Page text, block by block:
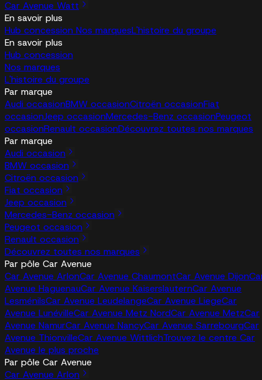
Car Avenue Watt
En savoir plus
Hub concession Nos marquesL'histoire du groupe
En savoir plus
Hub concession
Nos marques
L'histoire du groupe
Par marque
Audi occasionBMW occasionCitroën occasionFiat
occasionJeep occasionMercedes-Benz occasionPeugeot
occasionRenault occasionDécouvrez toutes nos marques
Par marque
Audi occasion
BMW occasion
Citroën occasion
Fiat occasion
Jeep occasion
Mercedes-Benz occasion
Peugeot occasion
Renault occasion
Découvrez toutes nos marques
Par pôle Car Avenue
Car Avenue ArlonCar Avenue ChaumontCar Avenue Dijon
Avenue HaguenauCar Avenue KaiserslauternCar Avenue
LesménilsCar Avenue LeudelangeCar Avenue LiegeCar
Avenue LunévilleCar Avenue Metz NordCar Avenue MetzCar
Avenue NamurCar Avenue NancyCar Avenue SarrebourgCar
Avenue ThionvilleCar Avenue WittlichTrouvez le centre Car
Avenue le plus proche
Par pôle Car Avenue
Car Avenue Arlon